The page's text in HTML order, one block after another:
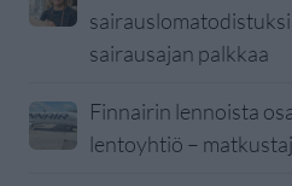
sairausajan palkkaa
Finnairin lennoista
lentoyhtiö –